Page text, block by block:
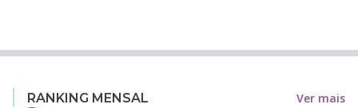
RANKING MENSAL Ver mais